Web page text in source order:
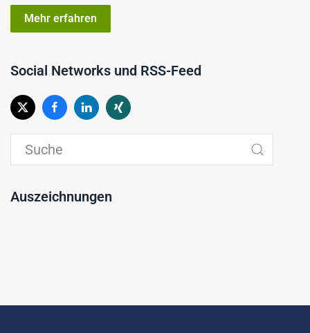
Mehr erfahren
Social Networks und RSS-Feed
Auszeichnungen